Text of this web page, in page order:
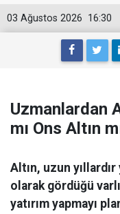
16:30
03 Ağustos 2026
Uzmanlardan
mı Ons Altın
Altın, uzun yıllardır
olarak gördüğü
yatırım yapmayı